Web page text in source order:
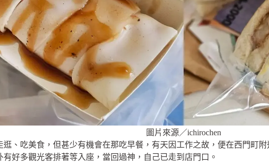
圖片來源／ichirochen
逛、吃美食，但甚少有機會在那吃早餐，有天因工作之故，便在西門町
有好多觀光客排著等入座，當回過神，自己已走到店門口。